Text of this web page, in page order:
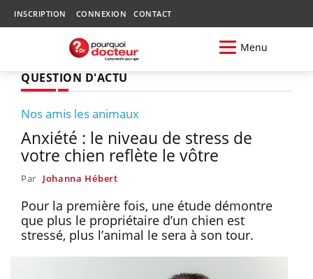
INSCRIPTION CONNEXION CONTACT
Menu
QUESTION D'ACTU
Nos amis les animaux
Anxiété : le niveau de stress de
votre chien reflète le vôtre
Par Johanna Hébert
Pour la première fois, une étude démontre
que plus le propriétaire d’un chien est
stressé, plus l’animal le sera à son tour.